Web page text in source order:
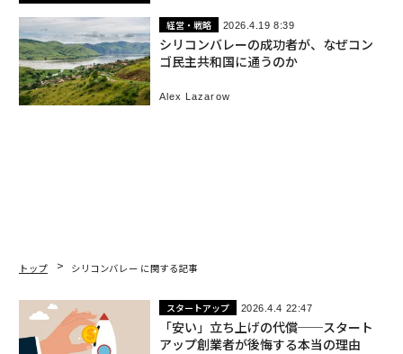
経営・戦略 2026.4.19 8:39
シリコンバレーの成功者が、なぜコン
ゴ民主共和国に通うのか
Alex Lazarow
トップ シリコンバレー に関する記事
スタートアップ 2026.4.4 22:47
「安い」立ち上げの代償──スタート
アップ創業者が後悔する本当の理由